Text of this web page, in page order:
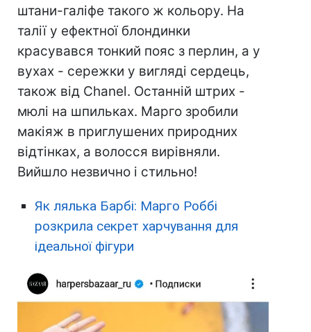
штани-галіфе такого ж кольору. На
талії у ефектної блондинки
красувався тонкий пояс з перлин, а у
вухах - сережки у вигляді сердець,
також від Сhanel. Останній штрих -
мюлі на шпильках. Марго зробили
макіяж в приглушених природних
відтінках, а волосся вирівняли.
Вийшло незвично і стильно!
Як лялька Барбі: Марго Роббі
розкрила секрет харчування для
ідеальної фігури